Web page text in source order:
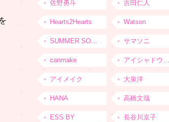
佐野勇斗 吉田仁人
Hearts2Hearts Watson
SUMMER SONIC サマソニ
canmake アイシャドウベース
アイメイク 大泉洋
HANA 高橋文哉
ESS BY 長谷川京子